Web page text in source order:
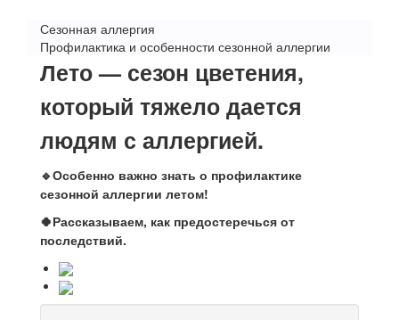
Сезонная аллергия
Профилактика и особенности сезонной аллергии
Лето — сезон цветения,
который тяжело дается
людям с аллергией.
🔹Особенно важно знать о профилактике
сезонной аллергии летом!
🍀Рассказываем, как предостеречься от
последствий.